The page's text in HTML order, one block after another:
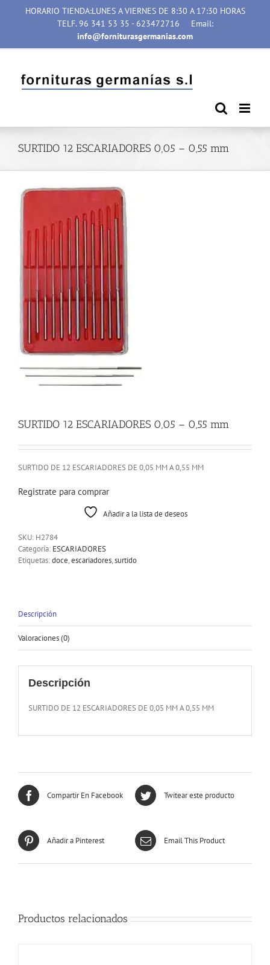
HORARIO TIENDA:LUNES A VIERNES DE 8:30 A 17:30 HORAS
TELF. 96 341 53 35 - 623472716
Email:
info@forniturasgermanias.com
SURTIDO 12 ESCARIADORES 0,05 – 0,55 mm
SURTIDO 12 ESCARIADORES 0,05 – 0,55 mm
SURTIDO DE 12 ESCARIADORES DE 0,05 MM A 0,55 MM
Registrate para comprar
Añadir a la lista de deseos
SKU: H2784
Categoría: ESCARIADORES
Etiquetas:doce,escariadores,surtido
Descripción
Valoraciones (0)
Descripción
SURTIDO DE 12 ESCARIADORES DE 0,05 MM A 0,55 MM
Compartir En Facebook Twitear este producto
Añadir a Pinterest Email This Product
Productos relacionados